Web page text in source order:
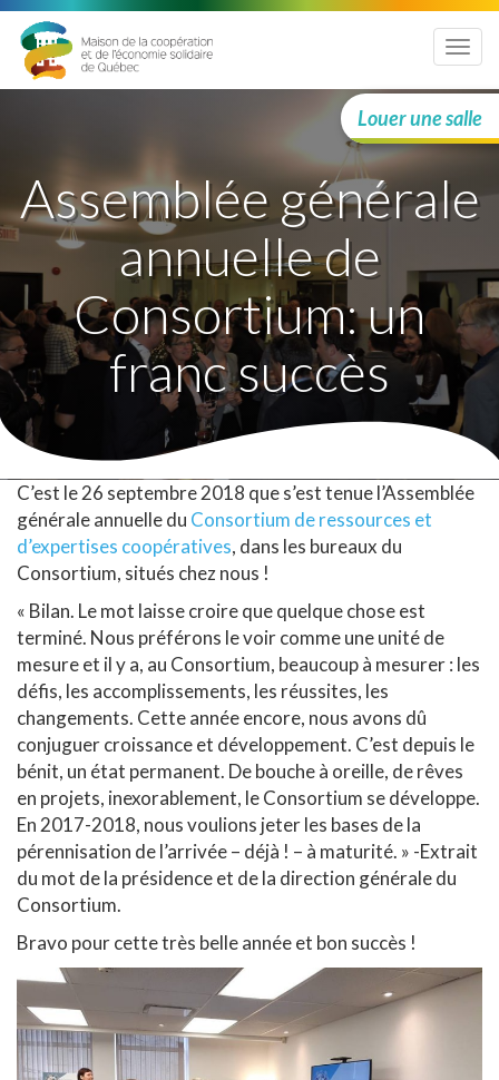
Menu
Louer une salle
Assemblée générale
annuelle de
Consortium: un
franc succès
C’est le 26 septembre 2018 que s’est tenue l’Assemblée
générale annuelle du Consortium de ressources et
d’expertises coopératives, dans les bureaux du
Consortium, situés chez nous !
« Bilan. Le mot laisse croire que quelque chose est
terminé. Nous préférons le voir comme une unité de
mesure et il y a, au Consortium, beaucoup à mesurer : les
défis, les accomplissements, les réussites, les
changements. Cette année encore, nous avons dû
conjuguer croissance et développement. C’est depuis le
bénit, un état permanent. De bouche à oreille, de rêves
en projets, inexorablement, le Consortium se développe.
En 2017-2018, nous voulions jeter les bases de la
pérennisation de l’arrivée – déjà ! – à maturité. » -Extrait
du mot de la présidence et de la direction générale du
Consortium.
Bravo pour cette très belle année et bon succès !